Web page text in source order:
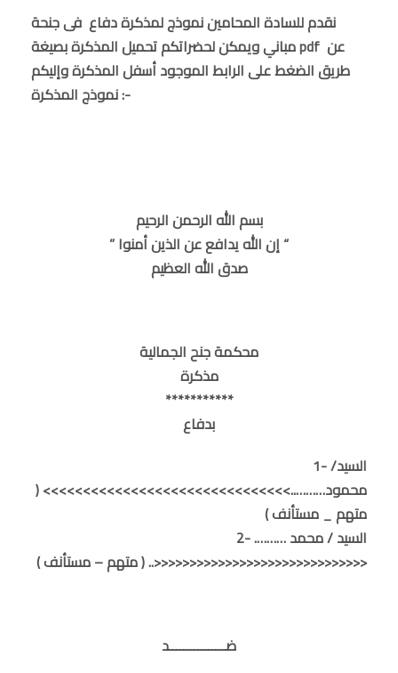
نقدم للسادة المحامين نموذج لمذكرة دفاع فى جنحة
مباني ويمكن لحضراتكم تحميل المذكرة بصيغة pdf عن
طريق الضغط على الرابط الموجود أسفل المذكرة وإليكم
نموذج المذكرة :-
بسم الله الرحمن الرحيم
” إن الله يدافع عن الذين أمنوا “
صدق الله العظيم
محكمة جنح الجمالية
مذكرة
***********
بدفاع
1- السيد/
محمود………..>>>>>>>>>>>>>>>>>>>>>>>>>>>>>>> (
متهم _ مستأنف )
2- السيد / محمد ……….
<<<<<<<<<<<<<<<<<<<<<<<<<<<<<<.. ( متهم – مستأنف )
ضــــــــــــــــد